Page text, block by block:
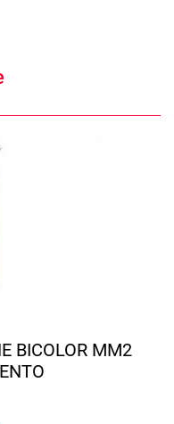
BICOLOR MM2